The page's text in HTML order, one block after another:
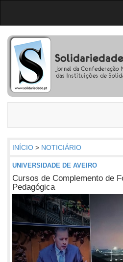
INÍCIO > NOTICIÁRIO
UNIVERSIDADE DE AVEIRO
Cursos de Complemento de
Pedagógica